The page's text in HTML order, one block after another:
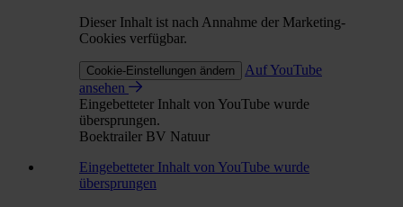
Dieser Inhalt ist nach Annahme der Marketing-
Cookies verfügbar.
Cookie-Einstellungen ändern
Auf YouTube
ansehen
Eingebetteter Inhalt von YouTube wurde
übersprungen.
Boektrailer BV Natuur
Eingebetteter Inhalt von YouTube wurde
übersprungen